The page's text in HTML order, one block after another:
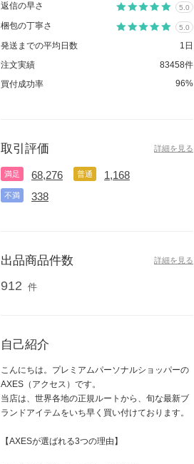
返信の早さ 5.0
梱包の丁寧さ 5.0
発送までの平均日数
1日
注文実績
83458件
買付成功率
96%
取引評価 詳細を見る
満足 68,276 普通 1,168
不満 338
出品商品件数 詳細を見る
912 件
自己紹介
こんにちは。プレミアムパーソナルショッパーの
AXES（アクセス）です。
当店は、世界各地の正規ルートから、旬な最新ブ
ランドアイテムをいち早く買い付けております。
【AXESが選ばれる3つの理由】